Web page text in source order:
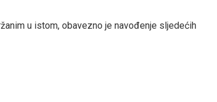
u istom, obavezno je navođenje sljedećih